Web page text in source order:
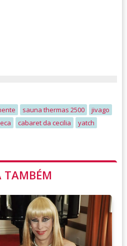
sauna thermas 2500
jivago
cabaret da cecilia yatch
TAMBÉM